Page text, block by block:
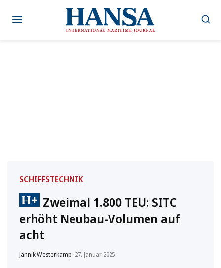
Inhalt
SCHIFFSTECHNIK
Zweimal 1.800 TEU: SITC
erhöht Neubau-Volumen auf
acht
Jannik Westerkamp–27. Januar 2025